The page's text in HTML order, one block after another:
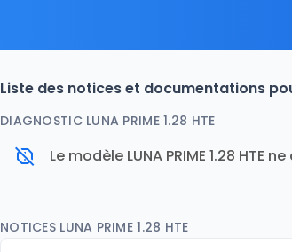
Liste des notices et documentations
DIAGNOSTIC LUNA PRIME 1.28 HTE
Le modèle LUNA PRIME 1.28
NOTICES LUNA PRIME 1.28 HTE